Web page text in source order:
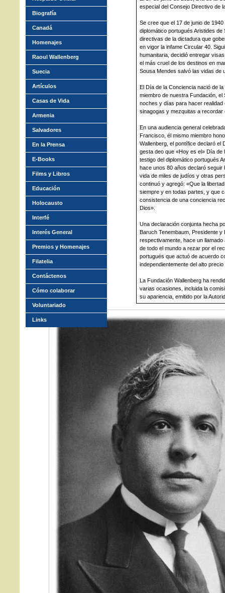
especial del Consejo Directivo de
Se cree que el 17 de junio de
diplomático portugués Aristides
directivas de la dictadura que
en vigor la infame Circular 40.
humanitaria, decidió entregar
el más cruel de los destinos en
Sousa Mendes salvó las vidas de
El Día de la Conciencia nació de
miembro de nuestra Fundación,
noches y días para hacer realidad
sinagogas y mezquitas a recordar
En una audiencia general
Francisco, él mismo miembro
Wallenberg, el pontífice declaró el
gesta deo que «Hoy es el» Día de
testigo del diplomático portugués
hace unos 80 años declaró
vida de miles de judíos y otras
continuó y agregó: «Que la
siempre y en todas partes, y que
consistencia de una conciencia
Dios».
Una declaración conjunta hecha
Baruch Tenembaum, Presidente y
respectivamente, hace un
de todo el mundo a rezar por el
portugués que actuó de acuerdo
independientemente del alto
La Fundación Wallenberg ha
varias ocasiones, incluida la
su apariencia, emitido por la
Biografía
Canadá
Homenajes
Raoul Wallenberg
Suecia
Artículos
Casas de Vida
Armenia
Salvadores
En la Prensa
E-Books
Films y Libros
Educación
Holocausto
Interfé
Interés General
Premios y Homenajes
Filatelia
Contáctenos
Cómo colaborar
Voluntariado
Links